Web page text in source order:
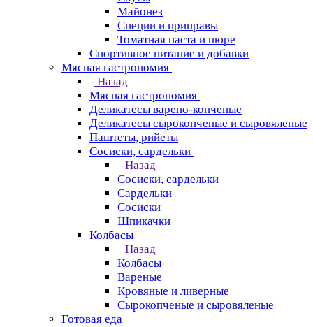
Майонез
Специи и приправы
Томатная паста и пюре
Спортивное питание и добавки
Мясная гастрономия
Назад
Мясная гастрономия
Деликатесы варено-копченые
Деликатесы сырокопченые и сыровяленые
Паштеты, рийеты
Сосиски, сардельки
Назад
Сосиски, сардельки
Сардельки
Сосиски
Шпикачки
Колбасы
Назад
Колбасы
Вареные
Кровяные и ливерные
Сырокопченые и сыровяленые
Готовая еда